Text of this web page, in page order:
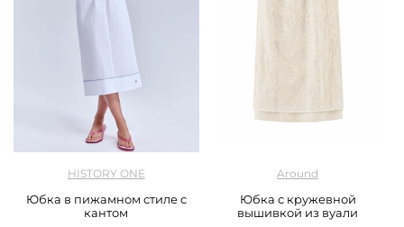
HISTORY ONE
Юбка в пижамном стиле с
кантом
Around
Юбка с кружевной
вышивкой из вуали